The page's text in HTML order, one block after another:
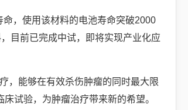
，使用该材料的电池寿命突破2000
目前已完成中试，即将实现产业化应
，能够在有效杀伤肿瘤的同时最大限
试验，为肿瘤治疗带来新的希望。